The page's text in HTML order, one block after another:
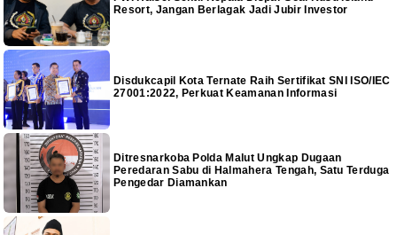
Resort, Jangan Berlagak Jadi Jubir Investor
Disdukcapil Kota Ternate Raih Sertifikat SNI ISO/IEC
27001:2022, Perkuat Keamanan Informasi
Ditresnarkoba Polda Malut Ungkap Dugaan
Peredaran Sabu di Halmahera Tengah, Satu Terduga
Pengedar Diamankan